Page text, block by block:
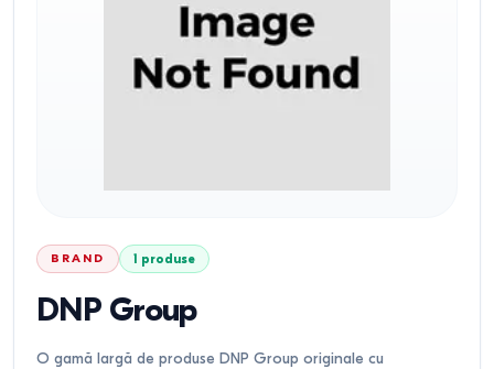
BRAND 1 produse
DNP Group
O gamă largă de produse DNP Group originale cu